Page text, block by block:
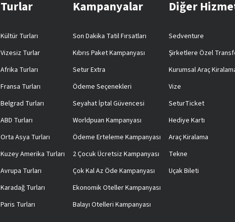
Turlar
Kültür Turları
Vizesiz Turlar
Afrika Turları
Fransa Turları
Belgrad Turları
ABD Turları
Orta Asya Turları
Kuzey Amerika Turları
Avrupa Turları
Karadağ Turları
Paris Turları
Kampanyalar
Son Dakika Tatil Fırsatları
Kıbrıs Paket Kampanyası
Setur Extra
Ödeme Seçenekleri
Seyahat İptal Güvencesi
Worldpuan Kampanyası
Ödeme Erteleme Kampanyası
2 Çocuk Ücretsiz Kampanyası
Çok Kal Az Öde Kampanyası
Ekonomik Oteller Kampanyası
Balayı Otelleri Kampanyası
Diğer
Sedventure
Şirketlere Özel
Kurumsal Araç
Vize
SeturTicket
Hediye Kartı
Araç Kiralama
Tekne
Uçak Bileti